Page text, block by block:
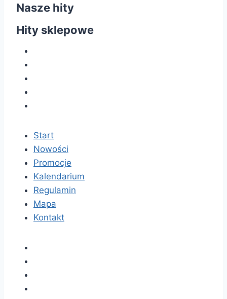
Nasze hity
Hity sklepowe
Start
Nowości
Promocje
Kalendarium
Regulamin
Mapa
Kontakt